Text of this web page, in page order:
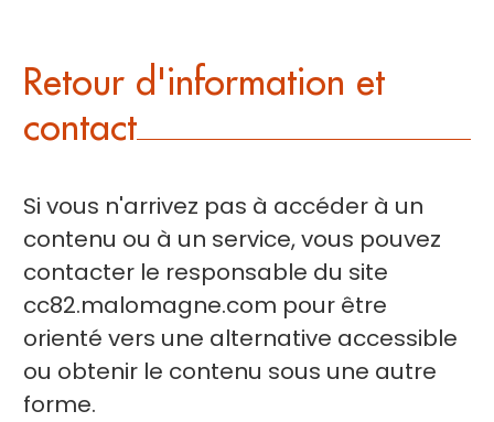
Retour d'information et
contact
Si vous n'arrivez pas à accéder à un
contenu ou à un service, vous pouvez
contacter le responsable du site
cc82.malomagne.com pour être
orienté vers une alternative accessible
ou obtenir le contenu sous une autre
forme.